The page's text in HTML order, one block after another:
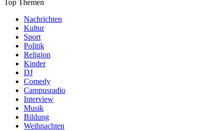
Top Themen
Nachrichten
Kultur
Sport
Politik
Religion
Kinder
DJ
Comedy
Campusradio
Interview
Musik
Bildung
Weihnachten